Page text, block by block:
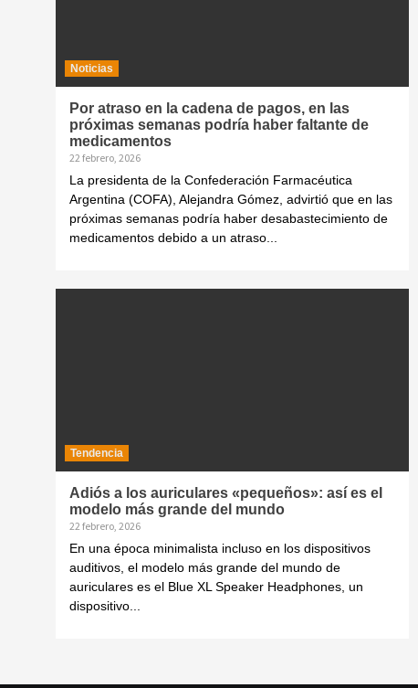
Noticias
Por atraso en la cadena de pagos, en las
próximas semanas podría haber faltante de
medicamentos
22 febrero, 2026
La presidenta de la Confederación Farmacéutica
Argentina (COFA), Alejandra Gómez, advirtió que en las
próximas semanas podría haber desabastecimiento de
medicamentos debido a un atraso...
Tendencia
Adiós a los auriculares «pequeños»: así es el
modelo más grande del mundo
22 febrero, 2026
En una época minimalista incluso en los dispositivos
auditivos, el modelo más grande del mundo de
auriculares es el Blue XL Speaker Headphones, un
dispositivo...